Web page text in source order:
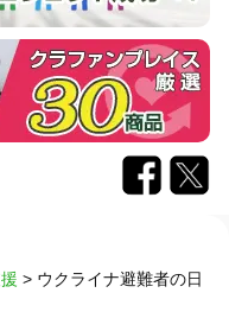
> ウクライナ避難者の日